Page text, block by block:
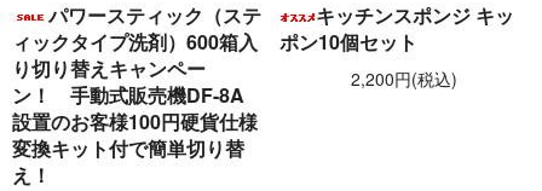
パワースティック（ステ
ィックタイプ洗剤）600箱入
り切り替えキャンペー
ン！ 手動式販売機DF-8A
設置のお客様100円硬貨仕様
変換キット付で簡単切り替
え！
キッチンスポンジ キッ
ポン10個セット
2,200円(税込)